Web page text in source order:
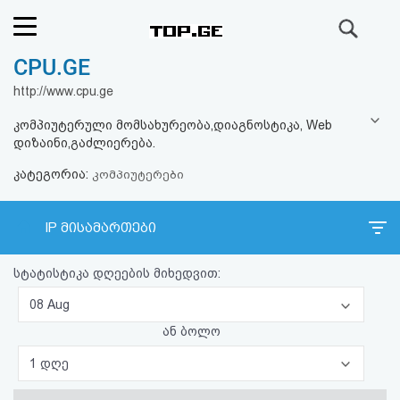
რეიტინგი
კითხვა-
პასუხი
ავტორიზაცია
პაროლის
CPU.GE
http://www.cpu.ge
კომპიუტერული მომსახურეობა,დიაგნოსტიკა, Web
დიზაინი,გაძლიერება.
კატეგორია: კომპიუტერები
IP მისამართები
სტატისტიკა დღეების მიხედვით:
08 Aug
ან ბოლო
1 დღე